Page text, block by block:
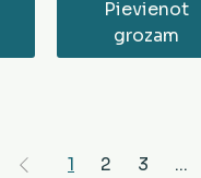
Pievienot
grozam
1 2 3 ...